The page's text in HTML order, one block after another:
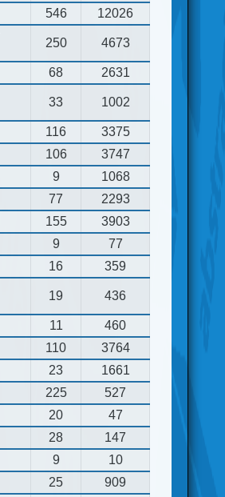
546 12026
250 4673
68 2631
33 1002
116
3375
106
3747
9
1068
77
2293
155
3903
9
77
16 359
19 436
11
460
110
3764
23
1661
225
527
20
47
28
147
9
10
25
909